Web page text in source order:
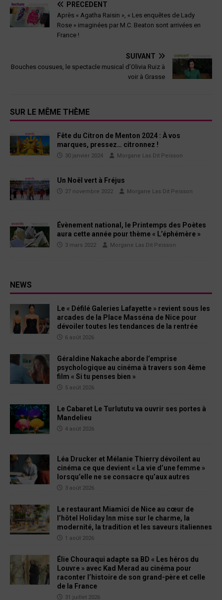
PRÉCÉDENT
Après « Agatha Raisin », « Les enquêtes de Lady
Rose » imaginées par M.C. Beaton sont arrivées en
France !
SUIVANT
Bouches cousues, le spectacle musical d’Olivia Ruiz à
voir à Grasse
SUR LE MÊME THÈME
Fête du Citron de Menton 2024 : À vos
marques, pressez… citronnez !
30 janvier 2024 Morgane Las Dit Peisson
Un Noël vert à Fréjus
27 novembre 2022 Morgane Las Dit Peisson
Évènement national, le Printemps des Poètes
aura cette année pour thème « L’éphémère »
3 mars 2022 Morgane Las Dit Peisson
NEWS
Le « Défilé Galeries Lafayette » revient sous les
arcades de la Place Masséna de Nice pour
dévoiler toutes les tendances de la rentrée
6 août 2026
Géraldine Nakache aborde l’emprise
psychologique au cinéma à travers son 4ème
film « Si tu penses bien »
5 août 2026
Le Cabaret Le Turlututu va ouvrir ses portes à
Mandelieu
4 août 2026
Léa Drucker et Mélanie Thierry dévoilent au
cinéma ce que devient « La vie d’une femme »
lorsqu’elle ne se consacre qu’aux autres
3 août 2026
Le restaurant Miamici de Nice au cœur de
l’hôtel Holiday Inn mise sur le charme, la
modernité, la tradition et les saveurs italiennes
1 août 2026
Élie Chouraqui adapte sa BD « Les héros du
Louvre » avec Kad Merad au cinéma pour
raconter l’histoire de son grand-père et celle
de la France
31 juillet 2026